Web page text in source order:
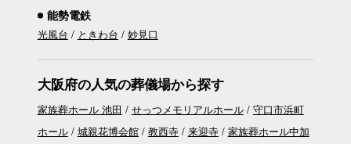
能勢電鉄
光風台 ときわ台 妙見口
大阪府の人気の葬儀場から探す
家族葬ホール 池田 せっつメモリアルホール
守口市浜町
ホール
城親花博会館 教西寺 来迎寺
家族葬ホール中加